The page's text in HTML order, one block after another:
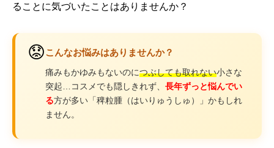
ることに気づいたことはありませんか？
😟こんなお悩みはありませんか？
痛みもかゆみもないのにつぶしても取れない小さな
突起…コスメでも隠しきれず、 長年ずっと悩んでい
る方が多い「稗粒腫（はいりゅうしゅ）」かもしれ
ません。